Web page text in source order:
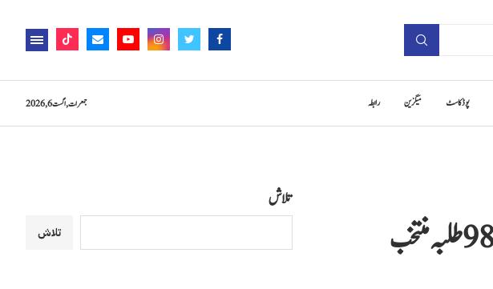
پوڈ کاسٹ میگزین رابطہ جمعرات, اگست 6, 2026
تلاش
تلاش